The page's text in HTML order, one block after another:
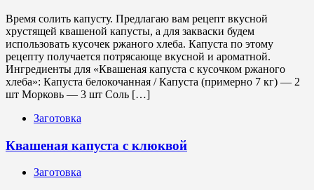
Время солить капусту. Предлагаю вам рецепт вкусной
хрустящей квашеной капусты, а для закваски будем
использовать кусочек ржаного хлеба. Капуста по этому
рецепту получается потрясающе вкусной и ароматной.
Ингредиенты для «Квашеная капуста с кусочком ржаного
хлеба»: Капуста белокочанная / Капустa (примерно 7 кг) — 2
шт Морковь — 3 шт Соль […]
Заготовка
Квашеная капуста с клюквой
Заготовка